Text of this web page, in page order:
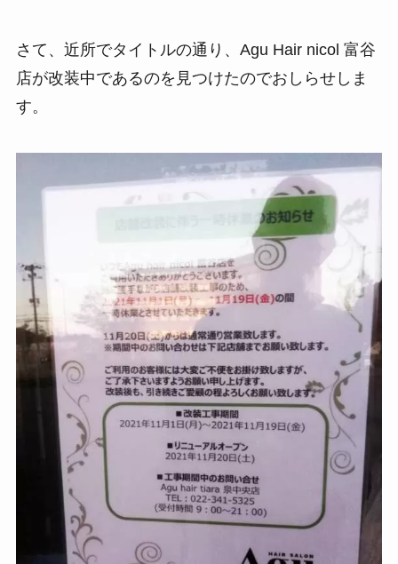
さて、近所でタイトルの通り、Agu Hair nicol 富谷
店が改装中であるのを見つけたのでおしらせしま
す。